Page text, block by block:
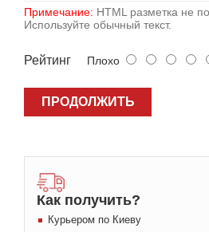
Примечание: HTML разметка не
Используйте обычный текст.
Рейтинг Плохо
ПРОДОЛЖИТЬ
Как получить?
Курьером по Киеву